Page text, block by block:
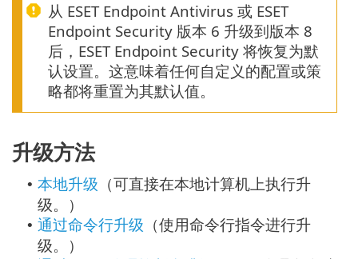
从 ESET Endpoint Antivirus 或 ESET
Endpoint Security 版本 6 升级到版本 8
后，ESET Endpoint Security 将恢复为默
认设置。这意味着任何自定义的配置或策
略都将重置为其默认值。
升级方法
• 本地升级 （可直接在本地计算机上执行升
级。）
• 通过命令行升级 （使用命令行指令进行升
级。）